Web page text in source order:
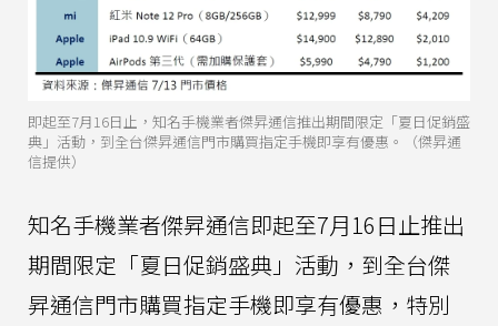
即起至7月16日止，知名手機業者傑昇通信推出期間限定「夏日促銷盛
典」活動，到全台傑昇通信門市購買指定手機即享有優惠。（傑昇通
信提供）
知名手機業者傑昇通信即起至7月16日止推出
期間限定「夏日促銷盛典」活動，到全台傑
昇通信門市購買指定手機即享有優惠，特別